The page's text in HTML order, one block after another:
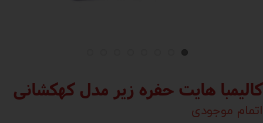
کالیمبا هایت حفره زیر مدل کهکشانی
اتمام موجودی